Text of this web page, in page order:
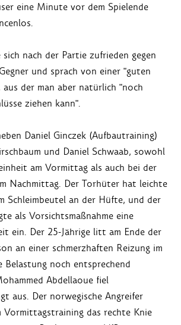
eine Minute vor dem Spielende
nach der Partie zufrieden gegen
und sprach von einer "guten
aus der man aber natürlich "noch
ziehen kann".
Daniel Ginczek (Aufbautraining)
und Daniel Schwaab, sowohl
am Vormittag als auch bei der
Nachmittag. Der Torhüter hat leichte
Schleimbeutel an der Hüfte, und der
als Vorsichtsmaßnahme eine
ein. Der 25-Jährige litt am Ende der
an einer schmerzhaften Reizung im
Belastung noch entsprechend
Abdellaoue fiel
aus. Der norwegische Angreifer
Vormittagstraining das rechte Knie